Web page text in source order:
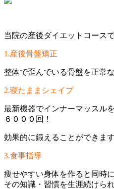
当院の産後ダイエットコースで
1.産後骨盤矯正
整体で歪んでいる骨盤を正常
2.寝たままシェイプ
最新機器でインナーマッスル
６０００回！
効果的に鍛えることができます
3.食事指導
痩せやすい身体を作ると同時
その知識・習慣を生涯続けら